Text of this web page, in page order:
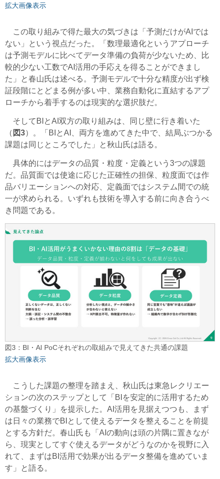
拡大画像表示
この取り組みで得た最大の気づきは「予測だけがAIでは
ない」という視点だった。「数理最適化というアプローチ
は予測モデルに比べてデータ準備の負荷が少ないため、比
較的少ない工数でAI活用の手応えを得ることができまし
た」と春山氏は述べる。予測モデルで十分な精度が出ず検
証段階にとどまる例が多い中、業務自動化に直結するアプ
ローチから着手するのは現実的な選択肢だ。
そしてBIとAI双方の取り組みは、同じ壁に行き着いた
（ 図3）。「BIとAI、両方を進めてきた中で、結局ぶつかる
課題は同じところでした」と秋山氏は語る。
具体的にはデータの品質・粒度・定義という3つの課題
だ。品質面では使途に応じた正確性の担保、粒度面では作
品バリエーションへの対応、定義面ではシステム間での統
一が求められる。いずれも技術を導入する前に向き合うべ
き問題である。
図3：BI・AI PoCそれぞれの取組みで見えてきた共通の課題
拡大画像表示
こうした課題の整理を踏まえ、秋山氏は東急レクリエー
ションの次のステップとして「BIを安定的に活用するため
の基盤づくり」を提示した。AI活用を見据えつつも、まず
は日々の業務でBIとして使えるデータを整えることを前提
とする方針だ。春山氏も「AIの動向は頭の片隅に置きなが
ら、現実としてすぐ使えるデータがどうなのかを視野に入
れて、まずはBI活用で効果が出るデータ整備を進めていま
す」と語る。